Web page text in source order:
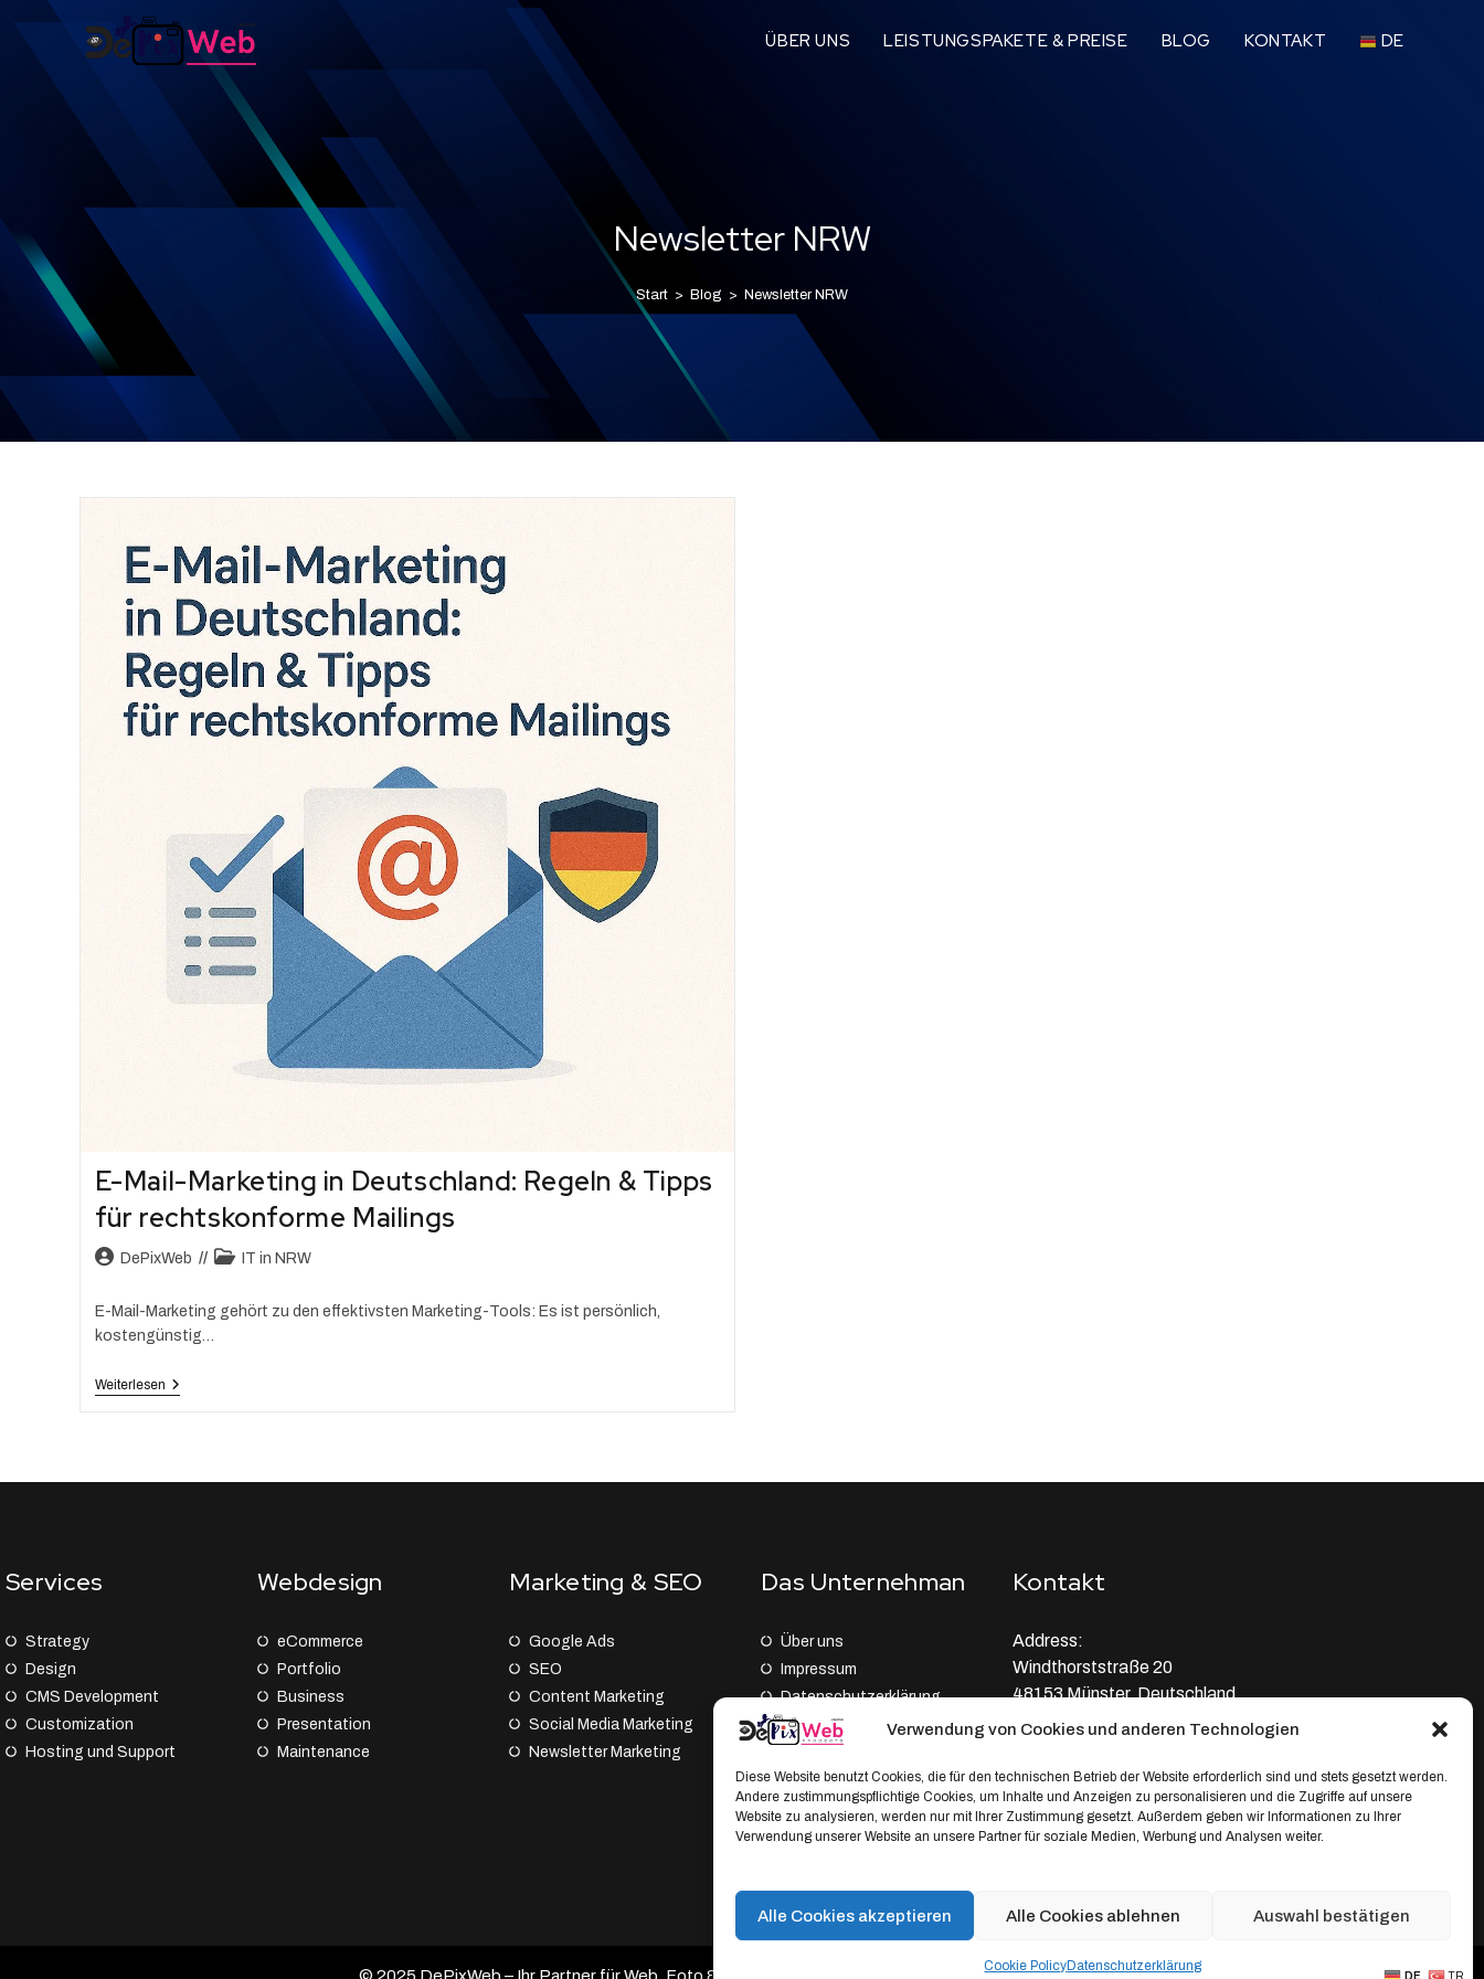
Verwendung von Cookies und anderen Technologien
Diese Website benutzt Cookies, die für den technischen Betrieb der Website erforderlich sind und stets gesetzt werden.
Andere zustimmungspflichtige Cookies, um Inhalte und Anzeigen zu personalisieren und die Zugriffe auf unsere
Website zu analysieren, werden nur mit Ihrer Zustimmung gesetzt. Außerdem geben wir Informationen zu Ihrer
Verwendung unserer Website an unsere Partner für soziale Medien, Werbung und Analysen weiter.
Alle Cookies akzeptieren Alle Cookies ablehnen Auswahl bestätigen
Cookie PolicyDatenschutz­erklärung
ÜBER UNS LEISTUNGSPAKETE & PREISE BLOG KONTAKT DE
Newsletter NRW
Start > Blog > Newsletter NRW
E-Mail-Marketing in Deutschland: Regeln & Tipps
für rechtskonforme Mailings
DePixWeb IT in NRW
E-Mail-Marketing gehört zu den effektivsten Marketing-Tools: Es ist persönlich,
kostengünstig…
Weiterlesen
Services
Strategy
Design
CMS Development
Customization
Hosting und Support
Webdesign
eCommerce
Portfolio
Business
Presentation
Maintenance
Marketing & SEO
Google Ads
SEO
Content Marketing
Social Media Marketing
Newsletter Marketing
Das Unternehman
Über uns
Impressum
Datenschutz­erklärung
AGB
Kontakt
Address:
Windthorststraße 20
48153 Münster, Deutschland
+4917664335685
Email
service@depixweb.de
© 2025 DePixWeb – Ihr Partner für Web, Foto & Branding. Developed by DePixWeb Creative Projects